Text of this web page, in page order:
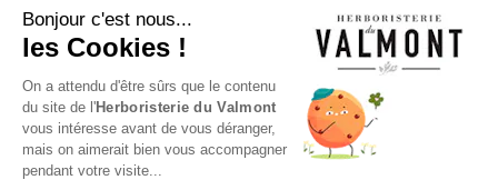
Bonjour c'est nous...
les Cookies !
On a attendu d'être sûrs que le contenu
du site de l'Herboristerie du Valmont
vous intéresse avant de vous déranger,
mais on aimerait bien vous accompagner
pendant votre visite...